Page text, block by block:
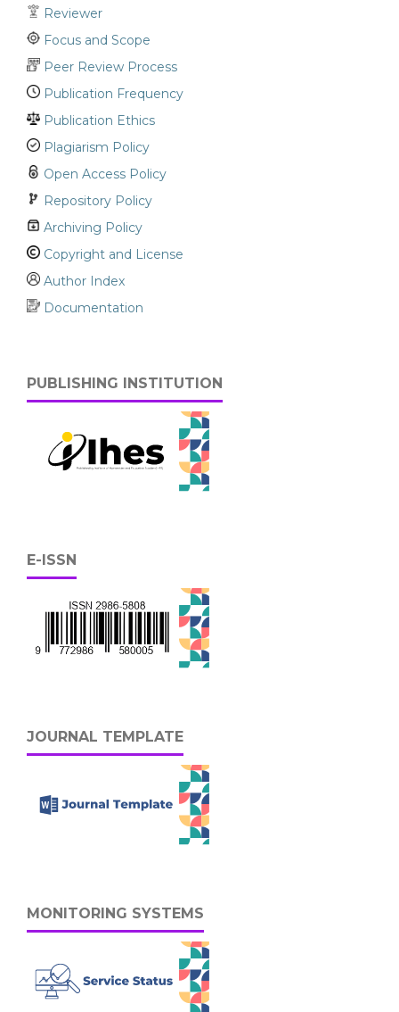
Reviewer
Focus and Scope
Peer Review Process
Publication Frequency
Publication Ethics
Plagiarism Policy
Open Access Policy
Repository Policy
Archiving Policy
Copyright and License
Author Index
Documentation
PUBLISHING INSTITUTION
E-ISSN
JOURNAL TEMPLATE
MONITORING SYSTEMS